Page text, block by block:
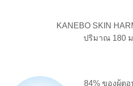
KANEBO SKIN
ปริมาณ 180
84% ของผู้ต